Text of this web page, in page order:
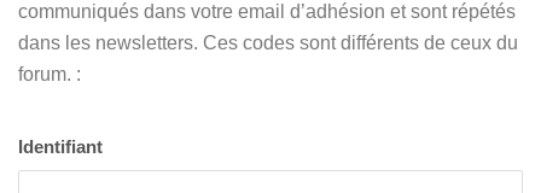
communiqués dans votre email d’adhésion et sont répétés
dans les newsletters. Ces codes sont différents de ceux du
forum. :
Identifiant